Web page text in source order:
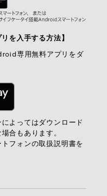
を入手する方法】
専用無料アプリをダ
よってはダウンロード
合もあります。
フォンの取扱説明書を